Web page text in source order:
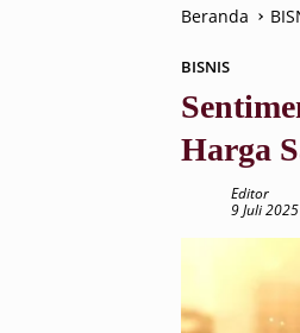
Beranda
BISNIS
Harga
Editor
9 Juli 2025